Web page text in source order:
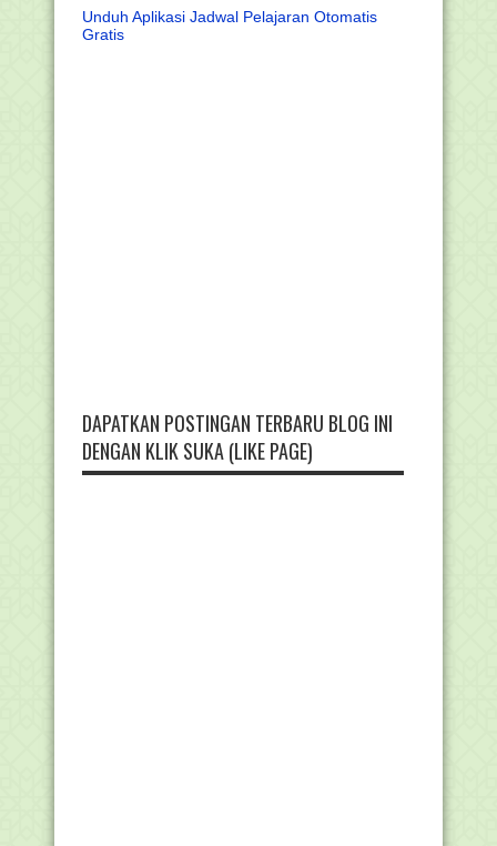
Unduh Aplikasi Jadwal Pelajaran Otomatis
Gratis
DAPATKAN POSTINGAN TERBARU BLOG INI
DENGAN KLIK SUKA (LIKE PAGE)